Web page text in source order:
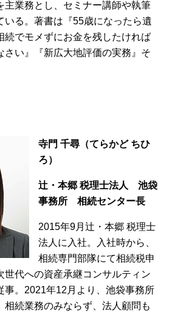
主業務とし、セミナー講師や執筆
いる。著書は『55歳になったら遺
続でモメずにお金を残したければ
さい』『新広大地評価の実務』そ
寺門 千尋（てらかど ちひ
ろ）
辻・本郷 税理士法人 池袋
事務所 相続センター長
2015年9月辻・本郷 税理士
法人に入社。入社時から、
相続専門部隊にて相続税申
世代への資産承継コンサルティン
事。2021年12月より、池袋事務所
相続業務のみならず、法人顧問も